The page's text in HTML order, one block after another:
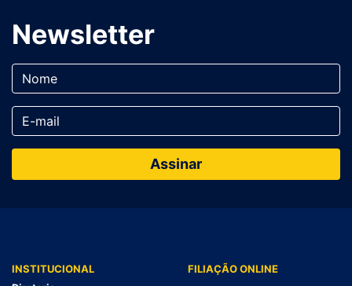
Newsletter
INSTITUCIONAL
FILIAÇÃO ONLINE